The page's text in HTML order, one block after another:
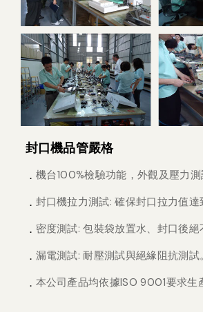
封口機品管嚴格
機台100%檢驗功能，外觀及壓力測
封口機拉力測試: 確保封口拉力值達
密度測試: 包裝袋放置水、封口後絕
漏電測試: 耐壓測試與絕緣阻抗測試。
本公司產品均依據ISO 9001要求生